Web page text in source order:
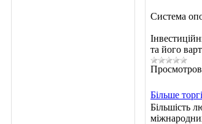
Система
та його
Більше
Більшість